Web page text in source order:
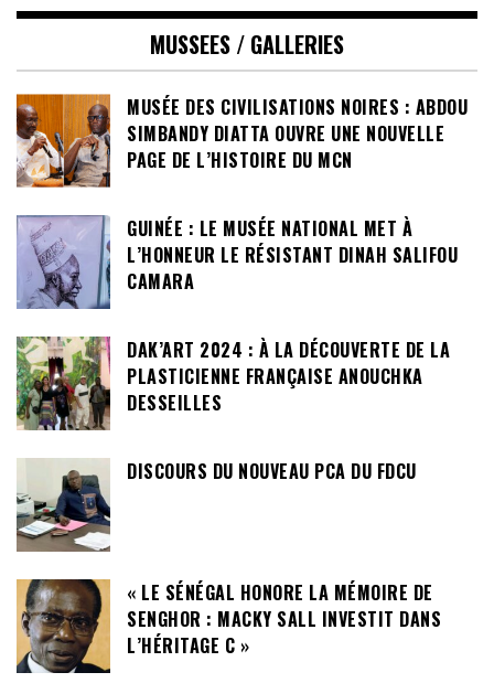
MUSSEES / GALLERIES
MUSÉE DES CIVILISATIONS NOIRES : ABDOU
SIMBANDY DIATTA OUVRE UNE NOUVELLE
PAGE DE L’HISTOIRE DU MCN
GUINÉE : LE MUSÉE NATIONAL MET À
L’HONNEUR LE RÉSISTANT DINAH SALIFOU
CAMARA
DAK’ART 2024 : À LA DÉCOUVERTE DE LA
PLASTICIENNE FRANÇAISE ANOUCHKA
DESSEILLES
DISCOURS DU NOUVEAU PCA DU FDCU
« LE SÉNÉGAL HONORE LA MÉMOIRE DE
SENGHOR : MACKY SALL INVESTIT DANS
L’HÉRITAGE C »